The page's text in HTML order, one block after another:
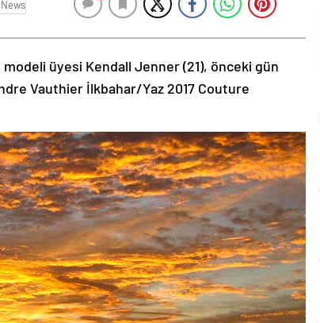
News
üyesi Kendall Jenner (21), önceki gün
Vauthier İlkbahar/Yaz 2017 Couture